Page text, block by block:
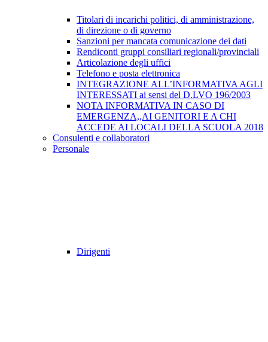
Titolari di incarichi politici, di amministrazione,
di direzione o di governo
Sanzioni per mancata comunicazione dei dati
Rendiconti gruppi consiliari regionali/provinciali
Articolazione degli uffici
Telefono e posta elettronica
INTEGRAZIONE ALL’INFORMATIVA AGLI
INTERESSATI ai sensi del D.LVO 196/2003
NOTA INFORMATIVA IN CASO DI
EMERGENZA,,AI GENITORI E A CHI
ACCEDE AI LOCALI DELLA SCUOLA 2018
Consulenti e collaboratori
Personale
Dirigenti